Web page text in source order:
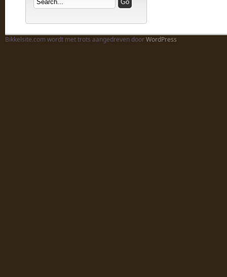
Bikkelsite.com wordt met trots aangedreven doorWordPress